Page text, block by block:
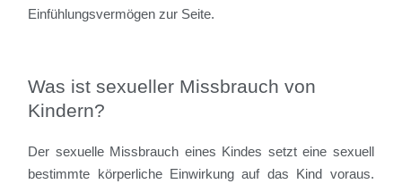
Einfühlungsvermögen zur Seite.
Was ist sexueller Missbrauch von
Kindern?
Der sexuelle Missbrauch eines Kindes setzt eine sexuell
bestimmte körperliche Einwirkung auf das Kind voraus.